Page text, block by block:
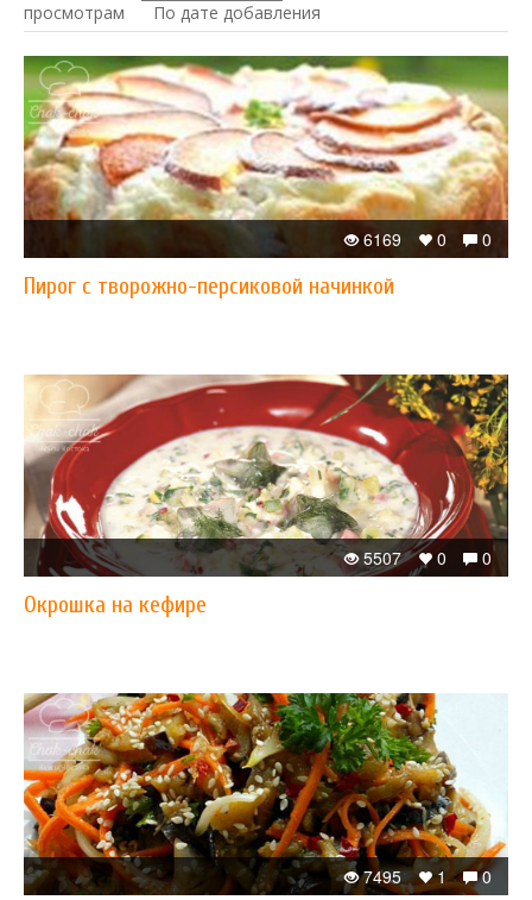
просмотрам
По дате добавления
0
0
6169
Пирог с творожно-персиковой начинкой
0
0
5507
Окрошка на кефире
0
1
7495